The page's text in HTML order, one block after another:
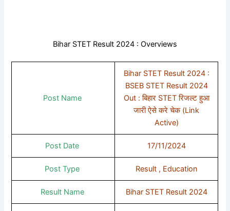
Bihar STET Result 2024 : Overviews
Post Name
Bihar STET Result 2024 :
BSEB STET Result 2024
Out : बिहार STET रिजल्ट हुआ
जारी ऐसे करे चेक (Link
Active)
Post Date 17/11/2024
Post Type Result , Education
Result Name Bihar STET Result 2024